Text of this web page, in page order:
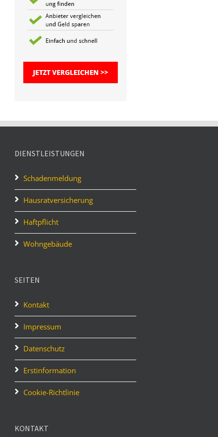
DIENSTLEISTUNGEN
Schadenmeldung
Hausratversicherung
Haftpflicht
Wohngebäude
SEITEN
Kontakt
Impressum
Datenschutz
Erstinformation
Cookie-Richtlinie
KONTAKT